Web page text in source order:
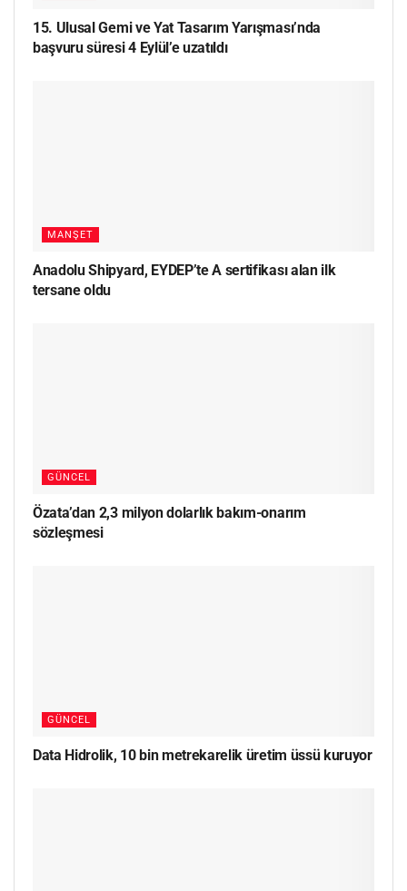
15. Ulusal Gemi ve Yat Tasarım Yarışması’nda
başvuru süresi 4 Eylül’e uzatıldı
MANŞET
Anadolu Shipyard, EYDEP’te A sertifikası alan ilk
tersane oldu
GÜNCEL
Özata’dan 2,3 milyon dolarlık bakım-onarım
sözleşmesi
GÜNCEL
Data Hidrolik, 10 bin metrekarelik üretim üssü kuruyor